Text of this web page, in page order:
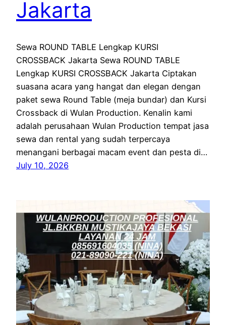
Jakarta
Sewa ROUND TABLE Lengkap KURSI
CROSSBACK Jakarta Sewa ROUND TABLE
Lengkap KURSI CROSSBACK Jakarta Ciptakan
suasana acara yang hangat dan elegan dengan
paket sewa Round Table (meja bundar) dan Kursi
Crossback di Wulan Production. Kenalin kami
adalah perusahaan Wulan Production tempat jasa
sewa dan rental yang sudah terpercaya
menangani berbagai macam event dan pesta di…
July 10, 2026